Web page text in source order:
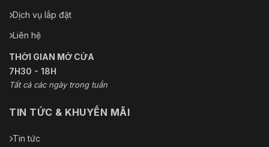
Dịch vụ lắp đặt
Liên hệ
THỜI GIAN MỞ CỬA
7H30 - 18H
Tất cả các ngày trong tuần
TIN TỨC & KHUYẾN MÃI
Tin tức